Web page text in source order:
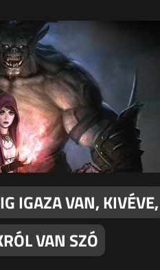
IGAZA VAN, KIVÉVE,
VAN SZÓ